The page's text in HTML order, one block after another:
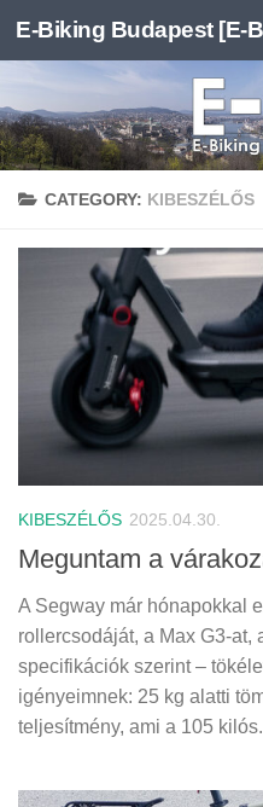
Skip to content
E-Biking Budapest [E-
CATEGORY: KIBESZÉLŐS
KIBESZÉLŐS 2025.04.30.
Meguntam a
A Segway már hónapokkal
rollercsodáját, a Max G3-at,
specifikációk szerint –
igényeimnek: 25 kg alatti
teljesítmény, ami a 105